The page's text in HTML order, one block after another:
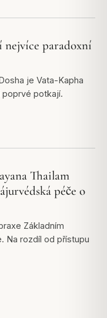
nejvíce paradoxní
je Vata-Kapha
poprvé potkají.
Thailam
péče o
Základním
Na rozdíl od přístupu